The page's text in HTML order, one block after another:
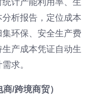
析报告，定位成本
环保、安全生产费
产成本凭证自动生
求。
/跨境商贸）